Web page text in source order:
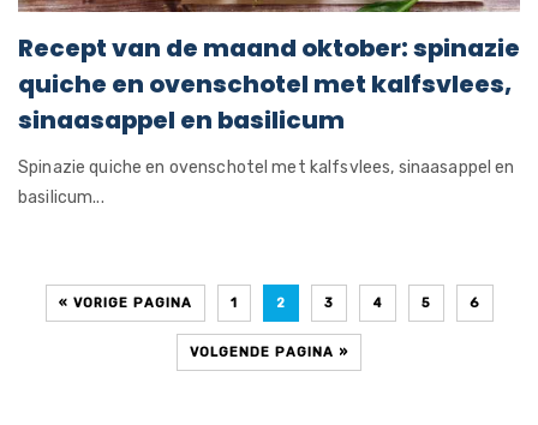
Recept van de maand oktober: spinazie
quiche en ovenschotel met kalfsvlees,
sinaasappel en basilicum
Spinazie quiche en ovenschotel met kalfsvlees, sinaasappel en
basilicum...
« VORIGE PAGINA 1 2 3 4 5 6
VOLGENDE PAGINA »